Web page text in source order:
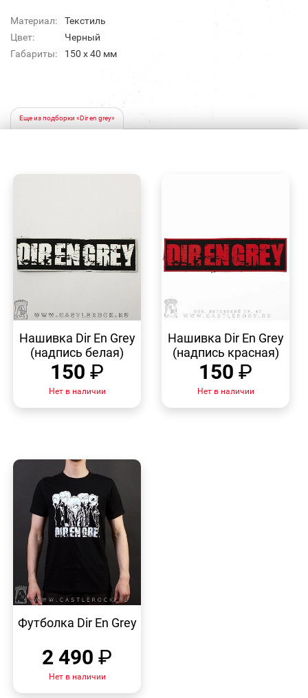
Материал:
Текстиль
Цвет:
Черный
Габариты:
150 x 40 мм
Еще из подборки «Dir en grey»
ПРОСМОТР
Нашивка Dir En Grey
(надпись белая)
150 ₽
Нет в наличии
ПРОСМОТР
Нашивка Dir En Grey
(надпись красная)
150 ₽
Нет в наличии
ПРОСМОТР
Футболка Dir En Grey
2 490 ₽
Нет в наличии